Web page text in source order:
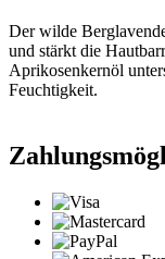
Der wilde
und stärkt die
Aprikosenkernöl
Feuchtigkeit.